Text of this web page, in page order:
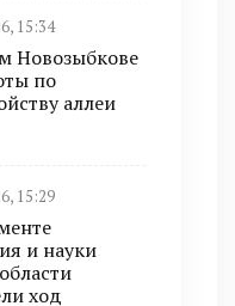
15:34
Новозыбкове
по
аллеи
15:29
и науки
ход